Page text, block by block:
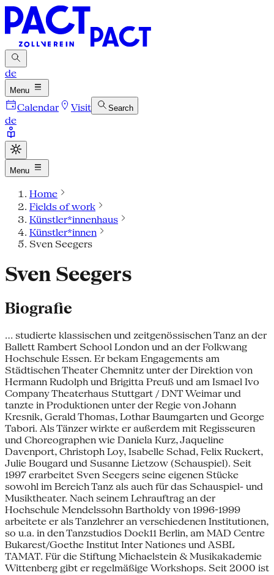
de
Menu
Calendar Visit Search
de
Menu
Home
Fields of work
Künstler*innenhaus
Künstler*innen
Sven Seegers
Sven Seegers
Biografie
... studierte klassischen und zeitgenössischen Tanz an der
Ballett Rambert School London und an der Folkwang
Hochschule Essen. Er bekam Engagements am
Städtischen Theater Chemnitz unter der Direktion von
Hermann Rudolph und Brigitta Preuß und am Ismael Ivo
Company Theaterhaus Stuttgart / DNT Weimar und
tanzte in Produktionen unter der Regie von Johann
Kresnik, Gerald Thomas, Lothar Baumgarten und George
Tabori. Als Tänzer wirkte er außerdem mit Regisseuren
und Choreographen wie Daniela Kurz, Jaqueline
Davenport, Christoph Loy, Isabelle Schad, Felix Ruckert,
Julie Bougard und Susanne Lietzow (Schauspiel). Seit
1997 erarbeitet Sven Seegers seine eigenen Stücke
sowohl im Bereich Tanz als auch für das Schauspiel- und
Musiktheater. Nach seinem Lehrauftrag an der
Hochschule Mendelssohn Bartholdy von 1996-1999
arbeitete er als Tanzlehrer an verschiedenen Institutionen,
so u.a. in den Tanzstudios Dock11 Berlin, am MAD Centre
Bukarest/Goethe Institut Inter Nationes und ASBL
TAMAT. Für die Stiftung Michaelstein & Musikakademie
Wittenberg gibt er regelmäßige Workshops. Seit 2000 ist